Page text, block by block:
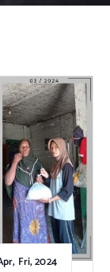
Fri, 2024